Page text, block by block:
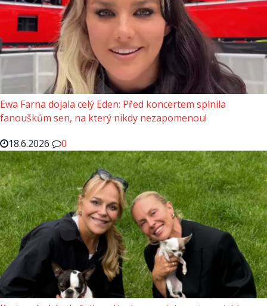
Ewa Farna dojala celý Eden: Před koncertem splnila
fanouškům sen, na který nikdy nezapomenou!
18.6.2026
0